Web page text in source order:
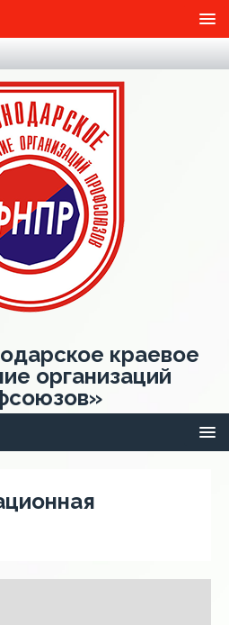
краевое
организаций